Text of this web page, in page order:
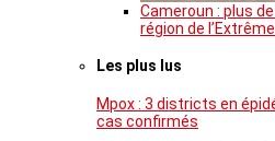
Cameroun : plus
région de
Les plus lus
Mpox : 3 districts en
cas confirmés